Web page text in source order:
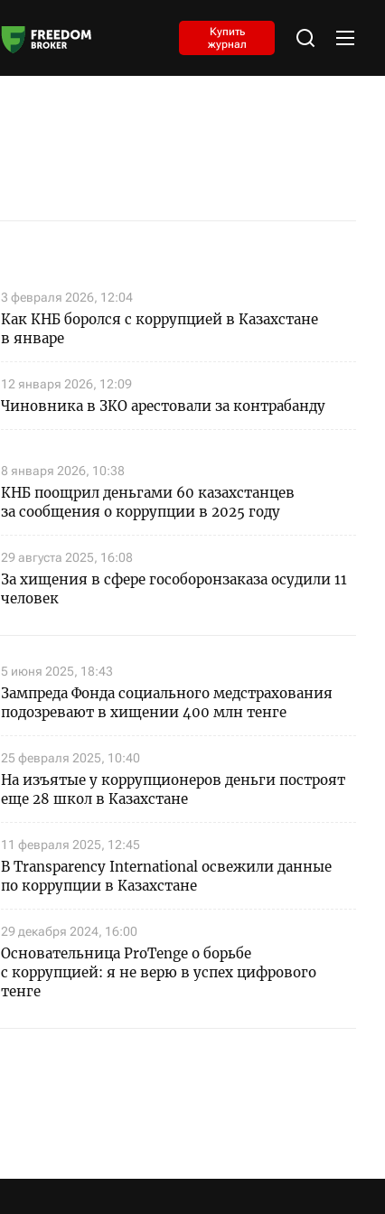
Купить
журнал
3 февраля 2026, 12:04
Как КНБ боролся с коррупцией в Казахстане
в январе
12 января 2026, 12:09
Чиновника в ЗКО арестовали за контрабанду
8 января 2026, 10:38
КНБ поощрил деньгами 60 казахстанцев
за сообщения о коррупции в 2025 году
29 августа 2025, 16:08
За хищения в сфере гособоронзаказа осудили 11
человек
5 июня 2025, 18:43
Зампреда Фонда социального медстрахования
подозревают в хищении 400 млн тенге
25 февраля 2025, 10:40
На изъятые у коррупционеров деньги построят
еще 28 школ в Казахстане
11 февраля 2025, 12:45
В Transparency International освежили данные
по коррупции в Казахстане
29 декабря 2024, 16:00
Основательница ProTenge о борьбе
с коррупцией: я не верю в успех цифрового
тенге